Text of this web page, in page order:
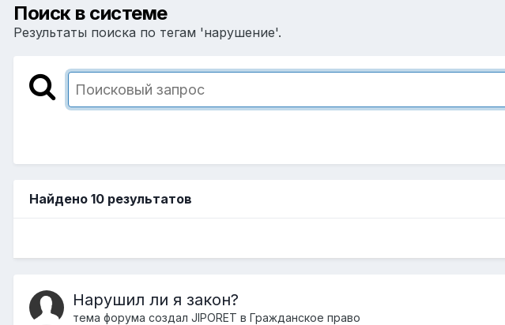
Поиск в системе
Результаты поиска по тегам 'нарушение'.
Найдено 10 результатов
Нарушил ли я закон?
тема форума создал JIPORET в Гражданское право